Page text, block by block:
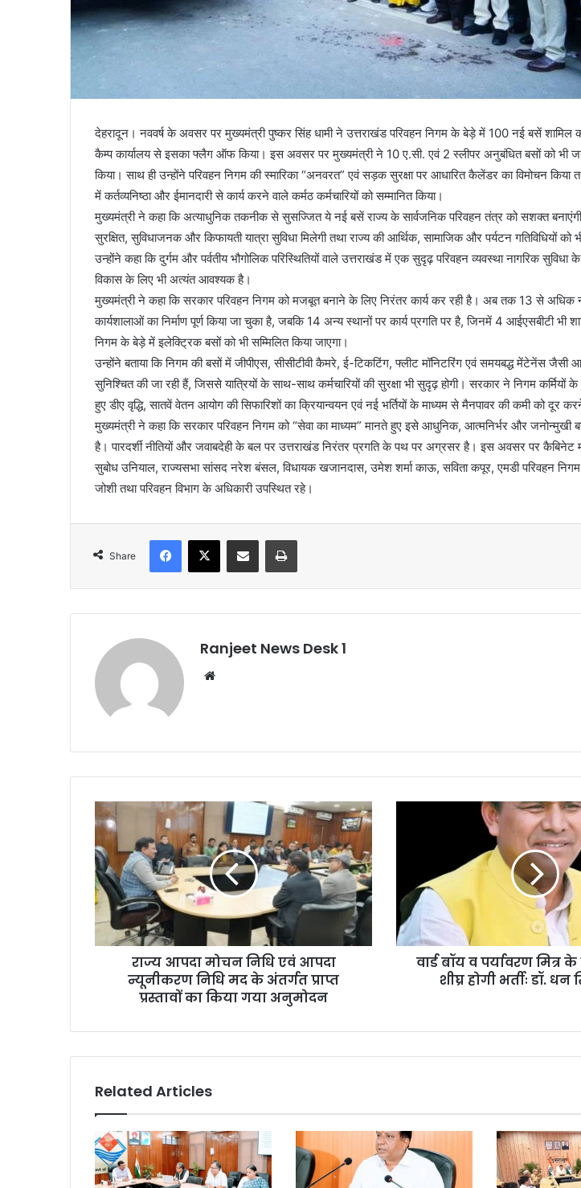
देहरादून। नववर्ष के अवसर पर मुख्यमंत्री पुष्कर सिंह धामी ने उत्तराखंड परिवहन निगम के बेड़े में 100 नई बसें शामिल
कैम्प कार्यालय से इसका फ्लैग ऑफ किया। इस अवसर पर मुख्यमंत्री ने 10 ए.सी. एवं 2 स्लीपर अनुबंधित बसों को भी
किया। साथ ही उन्होंने परिवहन निगम की स्मारिका “अनवरत” एवं सड़क सुरक्षा पर आधारित कैलेंडर का विमोचन किया
में कर्तव्यनिष्ठा और ईमानदारी से कार्य करने वाले कर्मठ कर्मचारियों को सम्मानित किया।
मुख्यमंत्री ने कहा कि अत्याधुनिक तकनीक से सुसज्जित ये नई बसें राज्य के सार्वजनिक परिवहन तंत्र को सशक्त
सुरक्षित, सुविधाजनक और किफायती यात्रा सुविधा मिलेगी तथा राज्य की आर्थिक, सामाजिक और पर्यटन गतिविधियों को
उन्होंने कहा कि दुर्गम और पर्वतीय भौगोलिक परिस्थितियों वाले उत्तराखंड में एक सुदृढ़ परिवहन व्यवस्था नागरिक
विकास के लिए भी अत्यंत आवश्यक है।
मुख्यमंत्री ने कहा कि सरकार परिवहन निगम को मजबूत बनाने के लिए निरंतर कार्य कर रही है। अब तक 13 से
कार्यशालाओं का निर्माण पूर्ण किया जा चुका है, जबकि 14 अन्य स्थानों पर कार्य प्रगति पर है, जिनमें 4 आईएसबीटी भी
निगम के बेड़े में इलेक्ट्रिक बसों को भी सम्मिलित किया जाएगा।
उन्होंने बताया कि निगम की बसों में जीपीएस, सीसीटीवी कैमरे, ई-टिकटिंग, फ्लीट मॉनिटरिंग एवं समयबद्ध मेंटेनेंस जैसी
सुनिश्चित की जा रही हैं, जिससे यात्रियों के साथ-साथ कर्मचारियों की सुरक्षा भी सुदृढ़ होगी। सरकार ने निगम कर्मियों
हुए डीए वृद्धि, सातवें वेतन आयोग की सिफारिशों का क्रियान्वयन एवं नई भर्तियों के माध्यम से मैनपावर की कमी को दूर
मुख्यमंत्री ने कहा कि सरकार परिवहन निगम को “सेवा का माध्यम” मानते हुए इसे आधुनिक, आत्मनिर्भर और जनोन्मुखी
है। पारदर्शी नीतियों और जवाबदेही के बल पर उत्तराखंड निरंतर प्रगति के पथ पर अग्रसर है। इस अवसर पर कैबिनेट
सुबोध उनियाल, राज्यसभा सांसद नरेश बंसल, विधायक खजानदास, उमेश शर्मा काऊ, सविता कपूर, एमडी परिवहन
जोशी तथा परिवहन विभाग के अधिकारी उपस्थित रहे।
Share
Ranjeet News Desk 1
राज्य आपदा मोचन निधि एवं आपदा
न्यूनीकरण निधि मद के अंतर्गत प्राप्त
प्रस्तावों का किया गया अनुमोदन
वार्ड बॉय व पर्यावरण मित्र
शीघ्र होगी भर्तीः डॉ. धन
Related Articles